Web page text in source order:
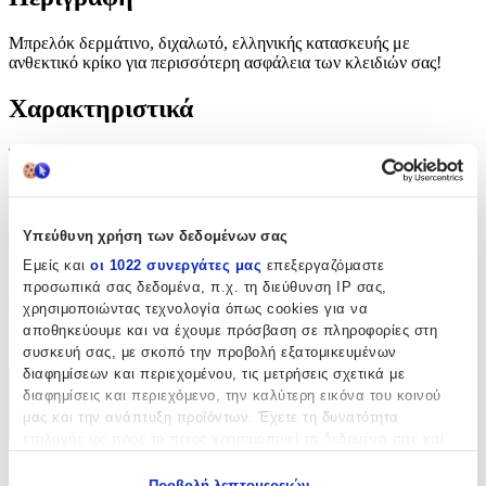
Υπεύθυνη χρήση των δεδομένων σας
Εμείς και οι 1022 συνεργάτες μας επεξεργαζόμαστε
προσωπικά σας δεδομένα, π.χ. τη διεύθυνση IP σας,
χρησιμοποιώντας τεχνολογία όπως cookies για να
αποθηκεύουμε και να έχουμε πρόσβαση σε πληροφορίες στη
συσκευή σας, με σκοπό την προβολή εξατομικευμένων
διαφημίσεων και περιεχομένου, τις μετρήσεις σχετικά με
διαφημίσεις και περιεχόμενο, την καλύτερη εικόνα του κοινού
μας και την ανάπτυξη προϊόντων. Έχετε τη δυνατότητα
Μπρελόκ δερμάτινο, διχαλωτό, ελληνικής κατασκευής με
ανθεκτικό κρίκο για περισσότερη ασφάλεια των κλειδιών σας!
Χαρακτηριστικά
Τύπος
Υλικό
:
Δερμάτινο
Κατασκευαστής:
OEM
Χαρακτηριστικά
Χαρακτηριστικά